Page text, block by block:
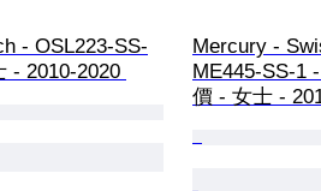
- OSL223-SS-
- 2010-2020
Mercury -
ME445-SS-1
價 - 女士 -